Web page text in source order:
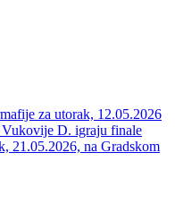
za utorak, 12.05.2026
D. igraju finale
21.05.2026, na Gradskom